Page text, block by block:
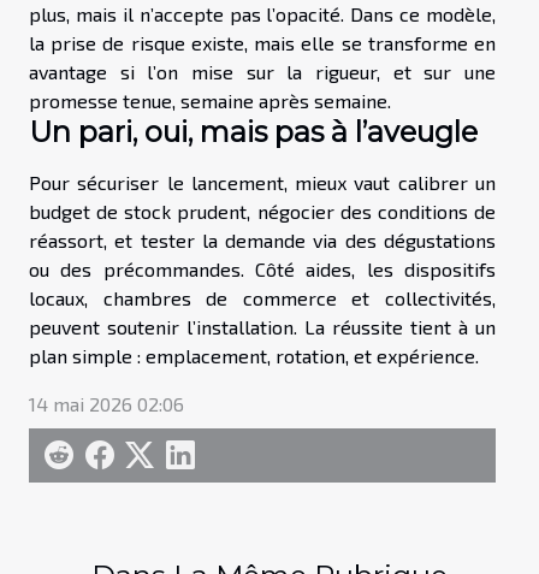
plus, mais il n’accepte pas l’opacité. Dans ce modèle,
la prise de risque existe, mais elle se transforme en
avantage si l’on mise sur la rigueur, et sur une
promesse tenue, semaine après semaine.
Un pari, oui, mais pas à l’aveugle
Pour sécuriser le lancement, mieux vaut calibrer un
budget de stock prudent, négocier des conditions de
réassort, et tester la demande via des dégustations
ou des précommandes. Côté aides, les dispositifs
locaux, chambres de commerce et collectivités,
peuvent soutenir l’installation. La réussite tient à un
plan simple : emplacement, rotation, et expérience.
14 mai 2026 02:06